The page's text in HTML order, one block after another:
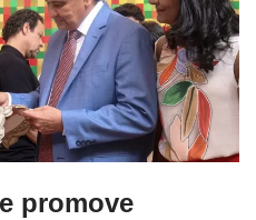
promove